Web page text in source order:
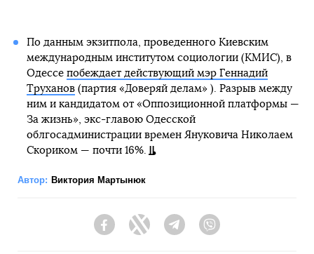
По данным экзитпола, проведенного Киевским
международным институтом социологии (КМИС), в
Одессе побеждает действующий мэр Геннадий
Труханов(партия «Доверяй делам» ). Разрыв между
ним и кандидатом от «Оппозиционной платформы —
За жизнь», экс-главою Одесской
облгосадминистрации времен Януковича Николаем
Скориком — почти 16%.
Автор: Виктория Мартынюк
FacebookTwitter Telegram